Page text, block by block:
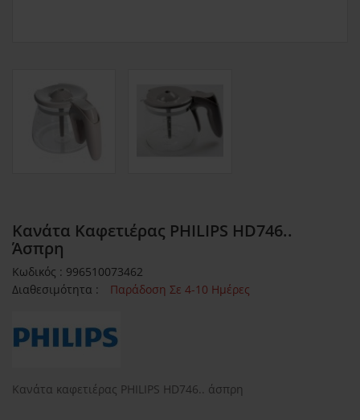
Κανάτα Καφετιέρας PHILIPS HD746..
Άσπρη
Κωδικός : 996510073462
Διαθεσιμότητα :
Παράδοση Σε 4-10 Ημέρες
Κανάτα καφετιέρας PHILIPS HD746.. άσπρη